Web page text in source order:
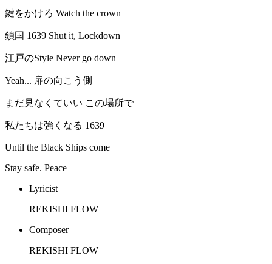
鍵をかけろ Watch the crown
鎖国 1639 Shut it, Lockdown
江戸のStyle Never go down
Yeah... 扉の向こう側
まだ見なくていい この場所で
私たちは強くなる 1639
Until the Black Ships come
Stay safe. Peace
Lyricist
REKISHI FLOW
Composer
REKISHI FLOW